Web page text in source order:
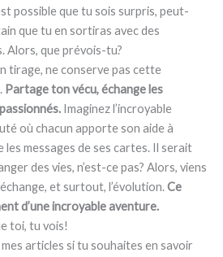
possible que tu sois surpris, peut-
que tu en sortiras avec des
Alors, que prévois-tu?
tirage, ne conserve pas cette
Partage ton vécu, échange les
Imaginez l’incroyable
où chacun apporte son aide à
les messages de ses cartes. Il serait
des vies, n’est-ce pas? Alors, viens
et surtout, l’évolution.Ce
d’une incroyable aventure.
toi, tu vois!
mes articles si tu souhaites en savoir